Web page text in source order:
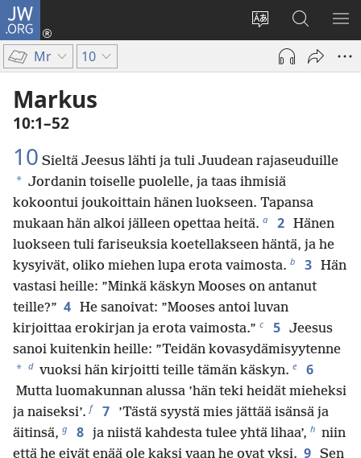
JW.ORG
Vaihda
sivuston
kieli
Kirjaudu
(avaa
ikkunan)
Hae
JW.ORG-
sivustolta
Mr 10
Markus
10:1–52
10 Sieltä Jeesus lähti ja tuli Juudean rajaseuduille
* Jordanin toiselle puolelle, ja taas ihmisiä
kokoontui joukoittain hänen luokseen. Tapansa
mukaan hän alkoi jälleen opettaa heitä. a 2 Hänen
luokseen tuli fariseuksia koetellakseen häntä, ja he
kysyivät, oliko miehen lupa erota vaimosta. b 3 Hän
vastasi heille: ”Minkä käskyn Mooses on antanut
teille?” 4 He sanoivat: ”Mooses antoi luvan
kirjoittaa erokirjan ja erota vaimosta.” c 5 Jeesus
sanoi kuitenkin heille: ”Teidän kovasydämisyytenne
* d vuoksi hän kirjoitti teille tämän käskyn. e 6
Mutta luomakunnan alussa ’hän teki heidät mieheksi
ja naiseksi’. f 7
’Tästä syystä mies jättää isänsä ja
äitinsä, g 8 ja niistä kahdesta tulee yhtä lihaa’, h niin
että he eivät enää ole kaksi vaan he ovat yksi. 9 Sen